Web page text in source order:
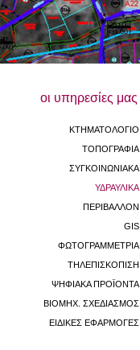
οι υπηρεσίες μας
ΚΤΗΜΑΤΟΛΟΓΙΟ
ΤΟΠΟΓΡΑΦΙΑ
ΣΥΓΚΟΙΝΩΝΙΑΚΑ
ΥΔΡΑΥΛΙΚΑ
ΠΕΡΙΒΑΛΛΟΝ
GIS
ΦΩΤΟΓΡΑΜΜΕΤΡΙΑ
ΤΗΛΕΠΙΣΚΟΠΙΣΗ
ΨΗΦΙΑΚΑ ΠΡΟΪΟΝΤΑ
ΒΙΟΜHX. ΣΧΕΔΙΑΣΜΟΣ
ΕΙΔΙΚΕΣ ΕΦΑΡΜΟΓΕΣ